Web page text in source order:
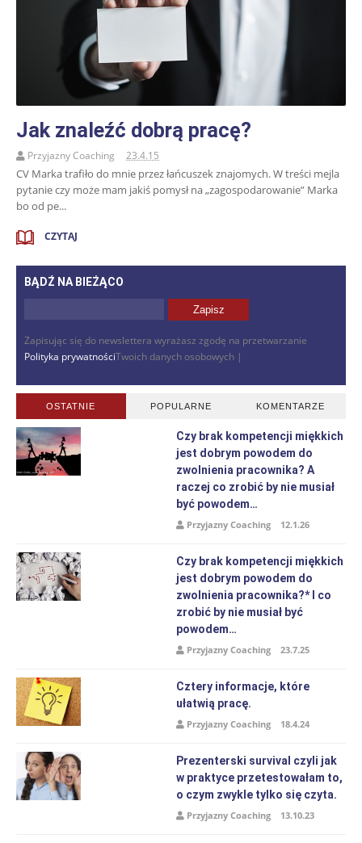
Jak znaleźć dobrą pracę?
Przyjazny Coaching 23.4.15
CV Marka trafiło do mnie przez łańcuszek znajomych. W treści mejla
pytanie czy może mam jakiś pomysł na „zagospodarowanie” Marka
bo od pe...
CZYTAJ
BĄDŹ NA BIEŻĄCO
Zapisując się do newslettera wyrażasz zgodę na przetwarzanie
Twoich danych osobowych |
Polityka prywatności
OSTATNIE POPULARNE KOMENTARZE
Czy brak kompetencji miękkich
jest dobrym powodem do
zwolnienia pracownika? A
raczej co zrobić by nie musiał
być powodem…
Przyjazny Coaching 12.1.26
Czy brak kompetencji miękkich
jest dobrym powodem do
zwolnienia pracownika?* I co
zrobić by nie musiał być
powodem…
Przyjazny Coaching 23.7.25
Cztery informacje, które
ułatwią pracę.
Przyjazny Coaching 18.4.24
Prezenterski survival czyli jak
w praktyce przetestowałam to,
o czym zwykle tylko się czyta.
Przyjazny Coaching 13.10.23